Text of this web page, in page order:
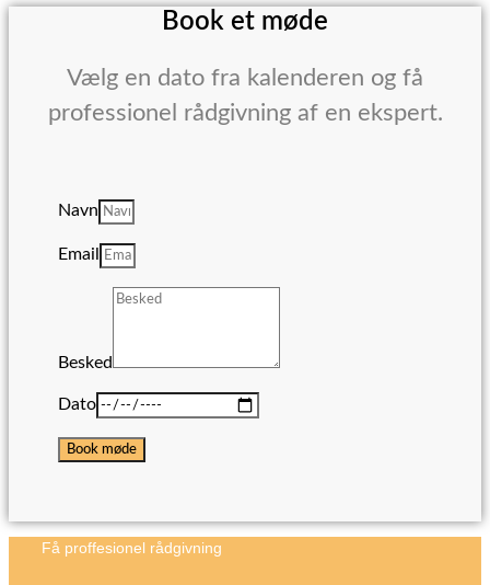
Book et møde
Vælg en dato fra kalenderen og få
professionel rådgivning af en ekspert.
Navn
Email
Besked
Dato
Book møde
Få proffesionel rådgivning